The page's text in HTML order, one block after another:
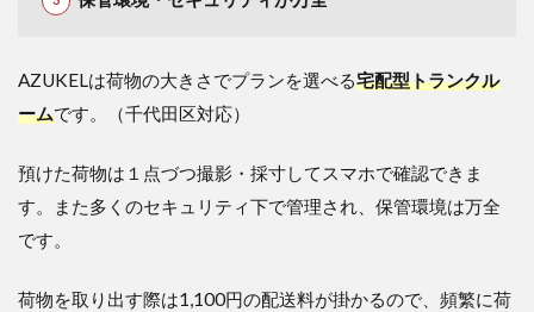
AZUKELは荷物の大きさでプランを選べる宅配型トランクル
ームです。（千代田区対応）
預けた荷物は１点づつ撮影・採寸してスマホで確認できま
す。また多くのセキュリティ下で管理され、保管環境は万全
です。
荷物を取り出す際は1,100円の配送料が掛かるので、頻繁に荷